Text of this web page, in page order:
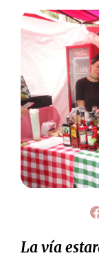
La vía